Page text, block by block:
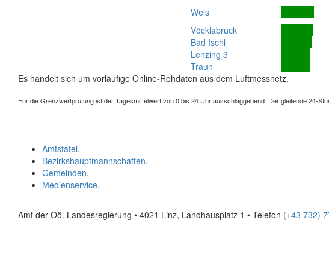
Wels
Vöcklabruck
Bad Ischl
Lenzing 3
Traun
Es handelt sich um vorläufige Online-Rohdaten aus dem Luftmessnetz.
Für die Grenzwertprüfung ist der Tagesmittelwert von 0 bis 24 Uhr ausschlaggebend. Der gleitende 24-
Amtstafel.
Bezirkshauptmannschaften.
Gemeinden.
Medienservice.
Amt der Oö. Landesregierung • 4021 Linz, Landhausplatz 1 • Telefon (+43 732)